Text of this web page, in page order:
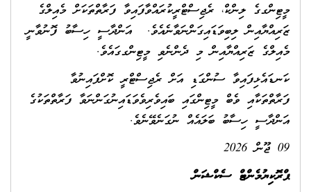
މީޓިންގގެ ލިންކް، ރެޖިސްޓްރީކުރައްވާފައިވާ ފަރާތްތަކަށް މެއިލްގެ
ޒަރިއްޔާއިން ލިބިވަޑައިގަންނަވާނެއެވެ. އަންދާސީ ހިސާބު ފޮނުވާނީ
މެއިލްގެ ޒަރިއްޔާއިން މި ދެންނެވި މީޓިންގގައެވެ.
ކަނޑައެޅިފައިވާ ސުންގަޑި އަށް ރެޖިސްޓްރީ ކޮށްފައިނުވާ
ފަރާތްތަކާއި ވެބް މީޓިންގައި ބައިވެރިވެވަޑައިނުގަންނަވާ ފަރާތްތަކުގެ
އަންދާސީ ހިސާބު ބަލައެއް ނުގަނެވޭނެވެ.
09 ޖޫން 2026
ޕްރޮކިޔުމެންޓް ސެކްޝަން